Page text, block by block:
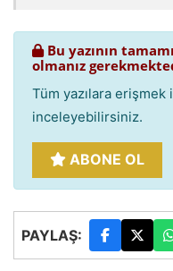
Bu yazının
olmanız
Tüm yazılara
inceleyebilirsiniz.
ABONE OL
PAYLAŞ: